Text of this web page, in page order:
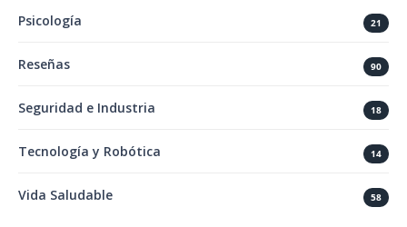
Psicología 21
Reseñas 90
Seguridad e Industria 18
Tecnología y Robótica 14
Vida Saludable 58